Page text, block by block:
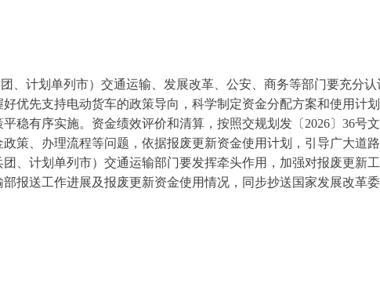
计划单列市）交通运输、发展改革、公安、商务等部门要充分
优先支持电动货车的政策导向，科学制定资金分配方案和使用计
稳有序实施。资金绩效评价和清算，按照交规划发〔2026〕36号
策、办理流程等问题，依据报废更新资金使用计划，引导广大道
、计划单列市）交通运输部门要发挥牵头作用，加强对报废更新
报送工作进展及报废更新资金使用情况，同步抄送国家发展改革委